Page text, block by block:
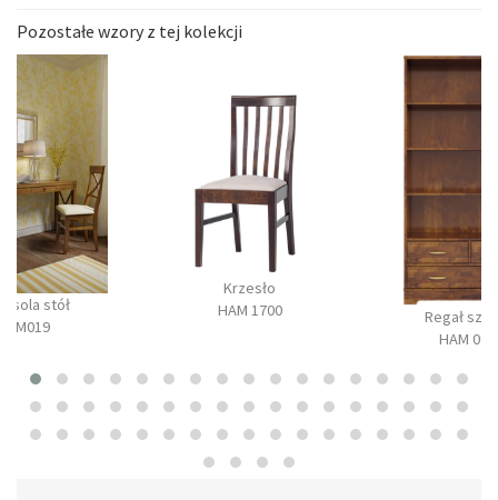
Pozostałe wzory z tej kolekcji
stół
BM019
Krzesło
HAM 1700
Regał
HAM